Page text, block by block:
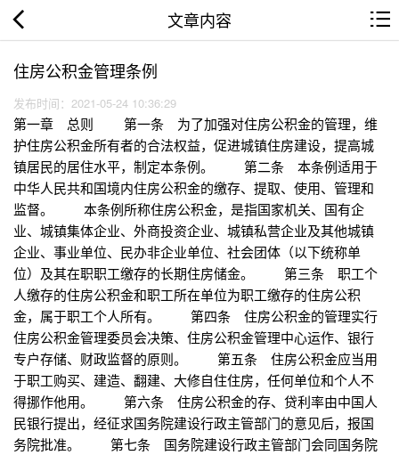
文章内容
住房公积金管理条例
发布时间：2021-05-24 10:36:29
第一章 总则 第一条 为了加强对住房公积金的管理，维
护住房公积金所有者的合法权益，促进城镇住房建设，提高城
镇居民的居住水平，制定本条例。 第二条 本条例适用于
中华人民共和国境内住房公积金的缴存、提取、使用、管理和
监督。 本条例所称住房公积金，是指国家机关、国有企
业、城镇集体企业、外商投资企业、城镇私营企业及其他城镇
企业、事业单位、民办非企业单位、社会团体（以下统称单
位）及其在职职工缴存的长期住房储金。 第三条 职工个
人缴存的住房公积金和职工所在单位为职工缴存的住房公积
金，属于职工个人所有。 第四条 住房公积金的管理实行
住房公积金管理委员会决策、住房公积金管理中心运作、银行
专户存储、财政监督的原则。 第五条 住房公积金应当用
于职工购买、建造、翻建、大修自住住房，任何单位和个人不
得挪作他用。 第六条 住房公积金的存、贷利率由中国人
民银行提出，经征求国务院建设行政主管部门的意见后，报国
务院批准。 第七条 国务院建设行政主管部门会同国务院